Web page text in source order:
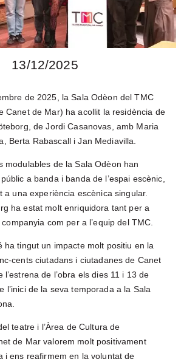
COMPROMÍS AMB LA FORMACIÓ
ARTÍSTICA
EL TMC
HISTÒRIA
L’EQUIP
FILOSOFIA
LLOGUER D’ESPAIS
ENTITATS I COL·LABORADORS
RESIDÈNCIES DE CREACIÓ
NOTÍCIES
CONTACTE
13/12/2025
de 2025, la Sala Odèon del TMC
Canet de Mar) ha acollit la residència de
de Jordi Casanovas, amb Maria
Berta Rabascall i Jan Mediavilla.
modulables de la Sala Odèon han
a banda i banda de l’espai escènic,
una experiència escènica singular.
ha estat molt enriquidora tant per a
com per a l’equip del TMC.
ha tingut un impacte molt positiu en la
cents ciutadans i ciutadanes de Canet
de l’obra els dies 11 i 13 de
l’inici de la seva temporada a la Sala
teatre i l’Àrea de Cultura de
de Mar valorem molt positivament
i ens reafirmem en la voluntat de